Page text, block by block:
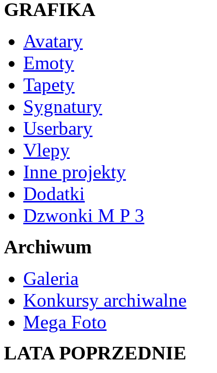
GRAFIKA
Avatary
Emoty
Tapety
Sygnatury
Userbary
Vlepy
Inne projekty
Dodatki
Dzwonki M P 3
Archiwum
Galeria
Konkursy archiwalne
Mega Foto
LATA POPRZEDNIE